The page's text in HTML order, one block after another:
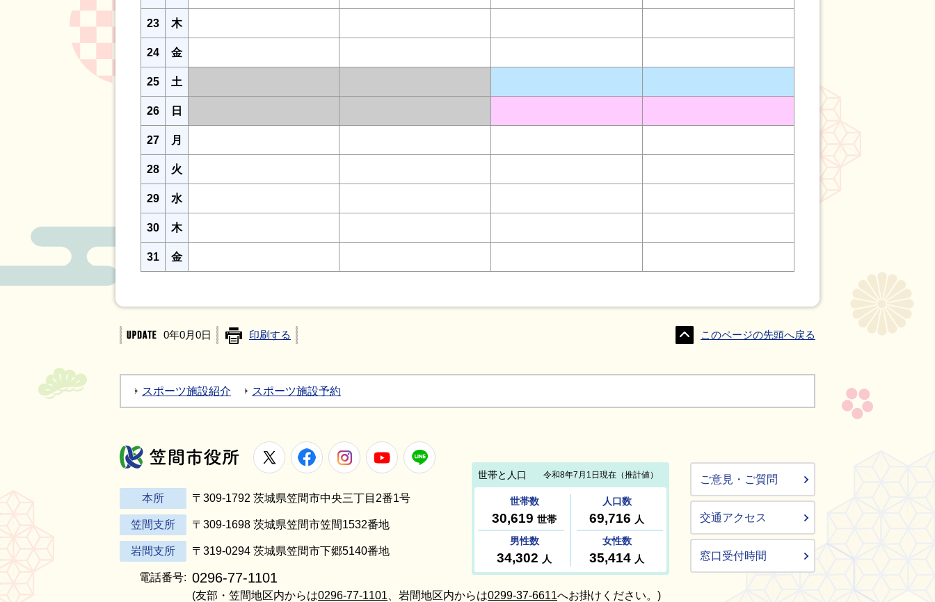
23 木
24 金
25 土
26 日
27 月
28 火
29 水
30 木
31 金
0年0月0日 印刷する このページの先頭へ戻る
スポーツ施設紹介 スポーツ施設予約
笠間市役所
X FacebookInstagramYoutube
本所 〒309-1792 茨城県笠間市中央三丁目2番1号
笠間支所 〒309-1698 茨城県笠間市笠間1532番地
岩間支所 〒319-0294 茨城県笠間市下郷5140番地
電話番号: 0296-77-1101
(友部・笠間地区内からは0296-77-1101 、岩間地区内からは0299-37-6611へお掛けください。)
ご意見・ご質問
交通アクセス
窓口受付時間